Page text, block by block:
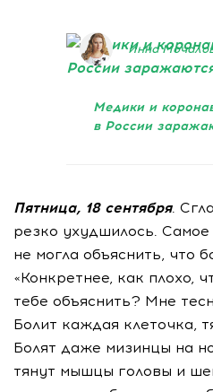
Инна
Медики и
в России
Пятница, 18 сентября.
резко ухудшилось.
не могла объяснить, что
«Конкретнее, как плохо,
тебе объяснить? Мне
Болит каждая клеточка,
Болят даже мизинцы на
тянут мышцы головы и